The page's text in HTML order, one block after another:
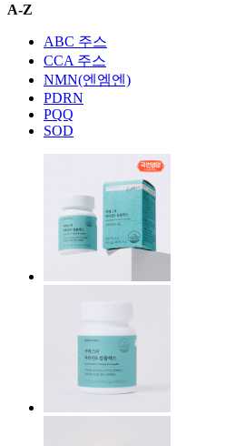
A-Z
ABC 주스
CCA 주스
NMN(엔엠엔)
PDRN
PQQ
SOD